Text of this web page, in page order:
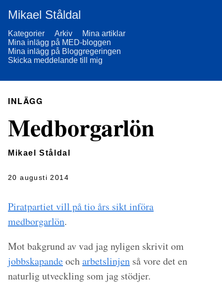
Mikael Ståldal
Kategorier Arkiv
Mina artiklar
Mina inlägg på MED-bloggen
Mina inlägg på Bloggregeringen
Skicka meddelande till mig
INLÄGG
Medborgarlön
Mikael Ståldal
20 augusti 2014
Piratpartiet vill på tio års sikt införa
medborgarlön.
Mot bakgrund av vad jag nyligen skrivit om
jobbskapandeocharbetslinjen så vore det en
naturlig utveckling som jag stödjer.